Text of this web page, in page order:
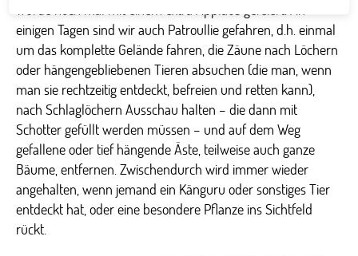
wurde noch mal mit einem extra Applaus gefeiert. An
einigen Tagen sind wir auch Patroullie gefahren, d.h. einmal
um das komplette Gelände fahren, die Zäune nach Löchern
oder hängengebliebenen Tieren absuchen (die man, wenn
man sie rechtzeitig entdeckt, befreien und retten kann),
nach Schlaglöchern Ausschau halten – die dann mit
Schotter gefüllt werden müssen – und auf dem Weg
gefallene oder tief hängende Äste, teilweise auch ganze
Bäume, entfernen. Zwischendurch wird immer wieder
angehalten, wenn jemand ein Känguru oder sonstiges Tier
entdeckt hat, oder eine besondere Pflanze ins Sichtfeld
rückt.